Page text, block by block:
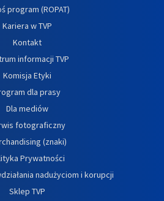
program (ROPAT)
Kariera w TVP
Kontakt
informacji TVP
Komisja Etyki
dla prasy
Dla mediów
fotograficzny
(znaki)
Prywatności
nadużyciom i korupcji
Sklep TVP